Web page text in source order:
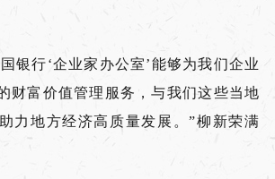
行‘企业家办公室’能够为我们企业
财富价值管理服务，与我们这些当地
力地方经济高质量发展。”柳新荣满